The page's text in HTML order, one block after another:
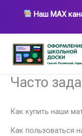
Наш MAX
Часто
Как купить наши
Как пользоваться